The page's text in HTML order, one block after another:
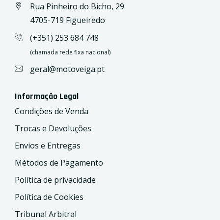
Rua Pinheiro do Bicho, 29
4705-719 Figueiredo
(+351) 253 684 748
(chamada rede fixa nacional)
geral@motoveiga.pt
Informação Legal
Condições de Venda
Trocas e Devoluções
Envios e Entregas
Métodos de Pagamento
Política de privacidade
Política de Cookies
Tribunal Arbitral